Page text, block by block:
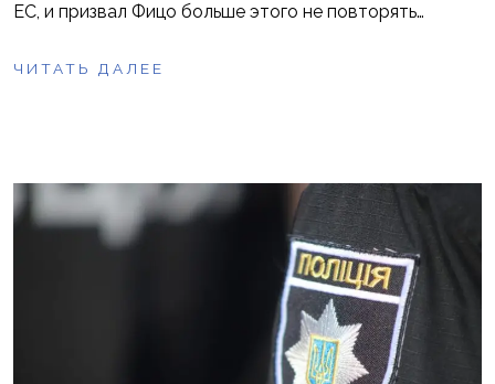
ЕС, и призвал Фицо больше этого не повторять…
ЧИТАТЬ ДАЛЕЕ